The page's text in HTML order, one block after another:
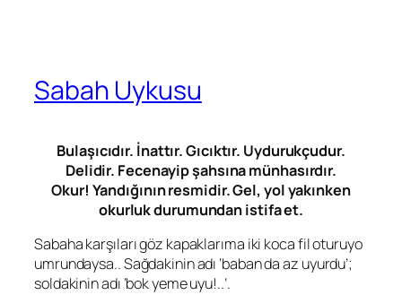
Sabah Uykusu
Bulaşıcıdır. İnattır. Gıcıktır. Uydurukçudur.
Delidir. Fecenayip şahsına münhasırdır.
Okur! Yandığının resmidir. Gel, yol yakınken
okurluk durumundan istifa et.
Sabaha karşıları göz kapaklarıma iki koca fil oturuyo
umrundaysa.. Sağdakinin adı ‘baban da az uyurdu’;
soldakinin adı ‘bok yeme uyu!..’.